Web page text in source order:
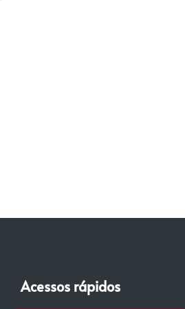
Acessos rápidos